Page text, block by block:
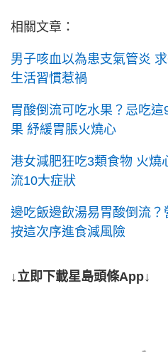
相關文章：
男子咳血以為患支氣管炎
生活習慣惹禍
胃酸倒流可吃水果？忌吃
果 紓緩胃脹火燒心
港女減肥狂吃3類食物 火燒
流10大症狀
邊吃飯邊飲湯易胃酸倒流
按這次序進食減風險
↓立即下載星島頭條App↓